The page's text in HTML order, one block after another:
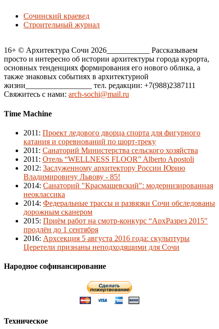
Сочинский краевед
Строительный журнал
16+ © Архитектура Сочи 2026___________ Рассказываем
просто и интересно об истории архитектуры города курорта,
основных тенденциях формирования его нового облика, а
также знаковых событиях в архитектурной
жизни_________________ тел. редакции: +7(988)2387111
Свяжитесь с нами: arch-sochi@mail.ru
Time Machine
2011 : Проект ледового дворца спорта для фигурного
катания и соревнований по шорт-треку
2011 : Санаторий Министерства сельского хозяйства
2011 : Отель “WELLNESS FLOOR” Alberto Apostoli
2012: Заслуженному архитектору России Юрию
Владимировичу Львову - 85!
2014: Санаторий "Красмашевский": модернизированная
неоклассика
2014: Федеральные трассы и развязки Сочи обследованы
дорожным сканером
2015: Приём работ на смотр-конкурс “АрхРазрез 2015″
продлён до 1 сентября
2016: Архсекция 5 августа 2016 года: скульптуры
Церетели признаны неподходящими для Сочи
Народное софинансирование
Техническое